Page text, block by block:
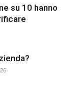
su 10 hanno